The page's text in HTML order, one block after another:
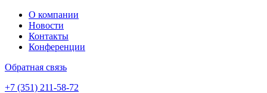
О компании
Новости
Контакты
Конференции
Обратная связь
+7 (351) 211-58-72